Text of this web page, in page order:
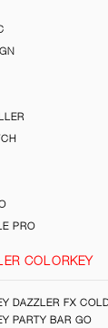
PRO
COLORKEY
DAZZLER FX
PARTY BAR GO